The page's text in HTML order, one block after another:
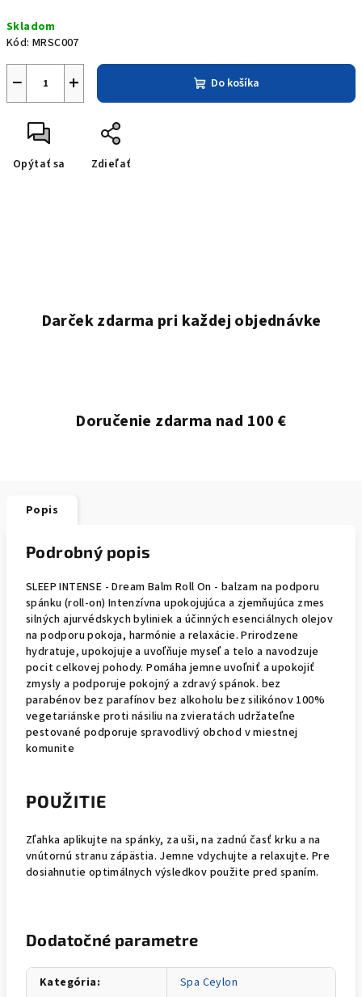
cena:
Skladom
Kód: MRSC007
+
− Do košíka
Opýtať sa Zdieľať
Darček zdarma pri každej objednávke
Doručenie zdarma nad 100 €
Popis
Podrobný popis
SLEEP INTENSE - Dream Balm Roll On - balzam na podporu
spánku (roll-on) Intenzívna upokojujúca a zjemňujúca zmes
silných ajurvédskych byliniek a účinných esenciálnych olejov
na podporu pokoja, harmónie a relaxácie. Prirodzene
hydratuje, upokojuje a uvoľňuje myseľ a telo a navodzuje
pocit celkovej pohody. Pomáha jemne uvoľniť a upokojiť
zmysly a podporuje pokojný a zdravý spánok. bez
parabénov bez parafínov bez alkoholu bez silikónov 100%
vegetariánske proti násiliu na zvieratách udržateľne
pestované podporuje spravodlivý obchod v miestnej
komunite
POUŽITIE
Zľahka aplikujte na spánky, za uši, na zadnú časť krku a na
vnútornú stranu zápästia. Jemne vdychujte a relaxujte. Pre
dosiahnutie optimálnych výsledkov použite pred spaním.
Dodatočné parametre
Kategória:
Spa Ceylon